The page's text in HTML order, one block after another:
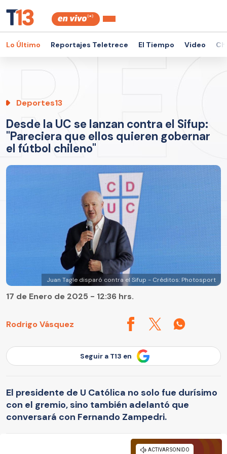
Lo Último Reportajes Teletrece El Tiempo Video
Deportes13
Desde la UC se lanzan contra el Sifup:
"Pareciera que ellos quieren gobernar
el fútbol chileno"
Juan Tagle disparó contra el Sifup - Créditos: Photosport
Rodrigo Vásquez
17 de Enero de 2025 - 12:36 hrs.
Seguir a T13 en
El presidente de U Católica no solo fue durísimo
con el gremio, sino también adelantó que
conversará con Fernando Zampedri.